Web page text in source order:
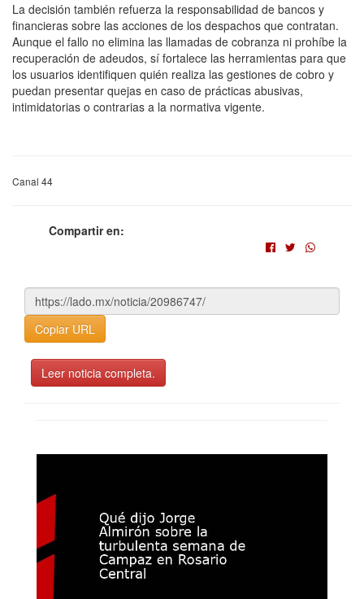
La decisión también refuerza la responsabilidad de bancos y
financieras sobre las acciones de los despachos que contratan.
Aunque el fallo no elimina las llamadas de cobranza ni prohíbe la
recuperación de adeudos, sí fortalece las herramientas para que
los usuarios identifiquen quién realiza las gestiones de cobro y
puedan presentar quejas en caso de prácticas abusivas,
intimidatorias o contrarias a la normativa vigente.
Canal 44
Compartir en:
Copiar URL
Leer noticia completa.